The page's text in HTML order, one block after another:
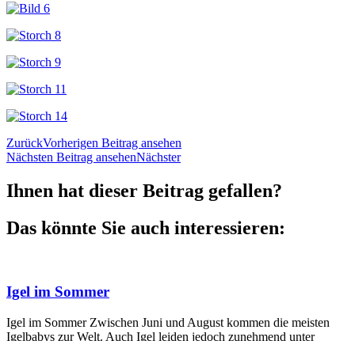
ZurückVorherigen Beitrag ansehen
Nächsten Beitrag ansehenNächster
Ihnen hat dieser Beitrag gefallen?
Das könnte Sie auch interessieren:
Igel im Sommer
Igel im Sommer Zwischen Juni und August kommen die meisten
Igelbabys zur Welt. Auch Igel leiden jedoch zunehmend unter